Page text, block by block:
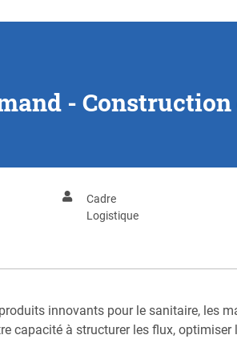
- Construction
Cadre
Logistique
innovants pour le sanitaire, les
capacité à structurer les flux,